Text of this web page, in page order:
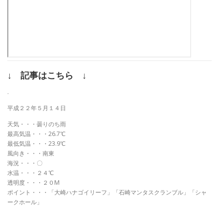
↓ 記事はこちら ↓
.
平成２２年５月１４日
天気・・・曇りのち雨
最高気温・・・26.7℃
最低気温・・・23.9℃
風向き・・・南東
海況・・・〇
水温・・・２４℃
透明度・・・２０M
ポイント・・・「大崎ハナゴイリーフ」「石崎マンタスクランブル」「シャ
ークホール」